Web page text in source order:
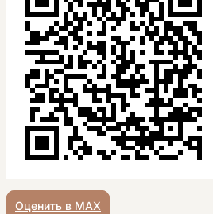
Оценить в MAX